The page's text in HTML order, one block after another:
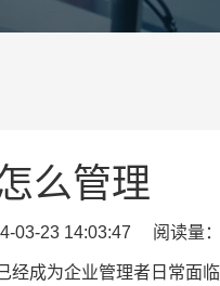
么管理
03-23 14:03:47 阅读量
经成为企业管理者日常